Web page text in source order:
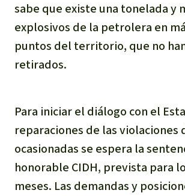
Para niñas y
Defensoras y
sabe que existe una tonelada y
explosivos de la petrolera en
puntos del territorio, que no
retirados.
Para iniciar el diálogo con el
reparaciones de las violaciones
ocasionadas se espera la
honorable CIDH, prevista para
meses. Las demandas y